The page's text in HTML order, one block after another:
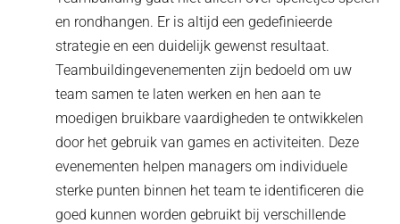
en rondhangen. Er is altijd een gedefinieerde
strategie en een duidelijk gewenst resultaat.
Teambuildingevenementen zijn bedoeld om uw
team samen te laten werken en hen aan te
moedigen bruikbare vaardigheden te ontwikkelen
door het gebruik van games en activiteiten. Deze
evenementen helpen managers om individuele
sterke punten binnen het team te identificeren die
goed kunnen worden gebruikt bij verschillende